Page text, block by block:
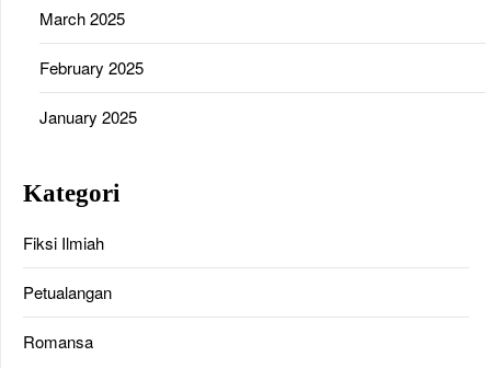
March 2025
February 2025
January 2025
Kategori
Fiksi Ilmiah
Petualangan
Romansa